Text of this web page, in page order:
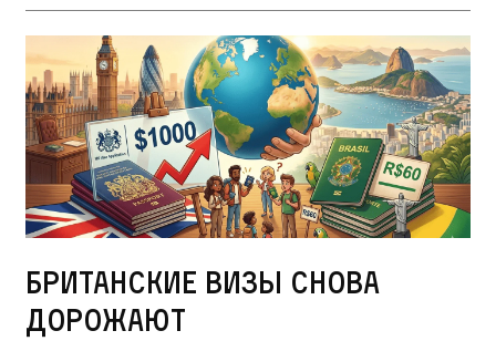
Британские визы снова
дорожают